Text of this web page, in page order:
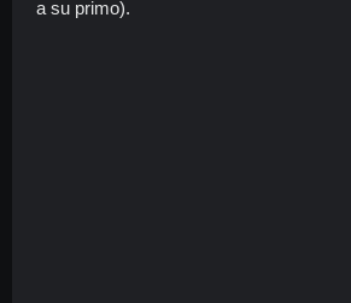
a su primo).